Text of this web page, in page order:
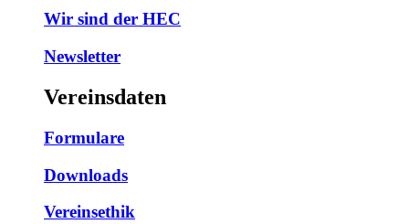
Wir sind der HEC
Newsletter
Vereinsdaten
Formulare
Downloads
Vereinsethik